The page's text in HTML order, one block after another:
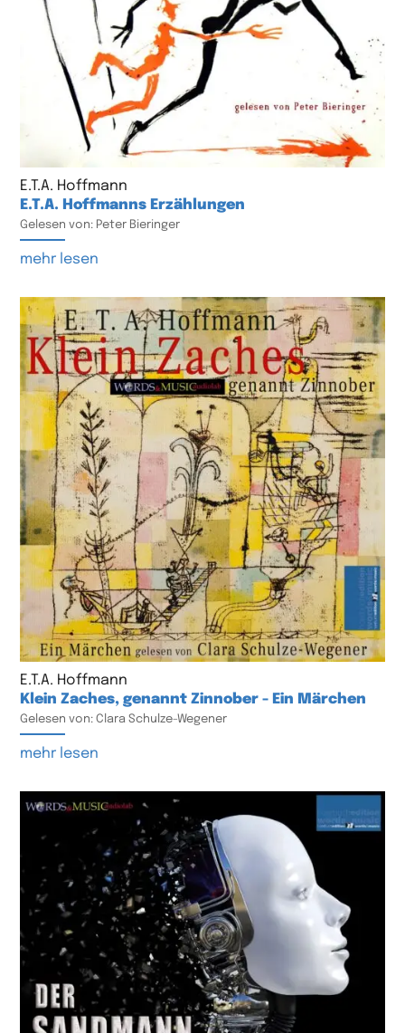
E.T.A. Hoffmann
E.T.A. Hoffmanns Erzählungen
Gelesen von: Peter Bieringer
mehr lesen
E.T.A. Hoffmann
Klein Zaches, genannt Zinnober - Ein Märchen
Gelesen von: Clara Schulze-Wegener
mehr lesen